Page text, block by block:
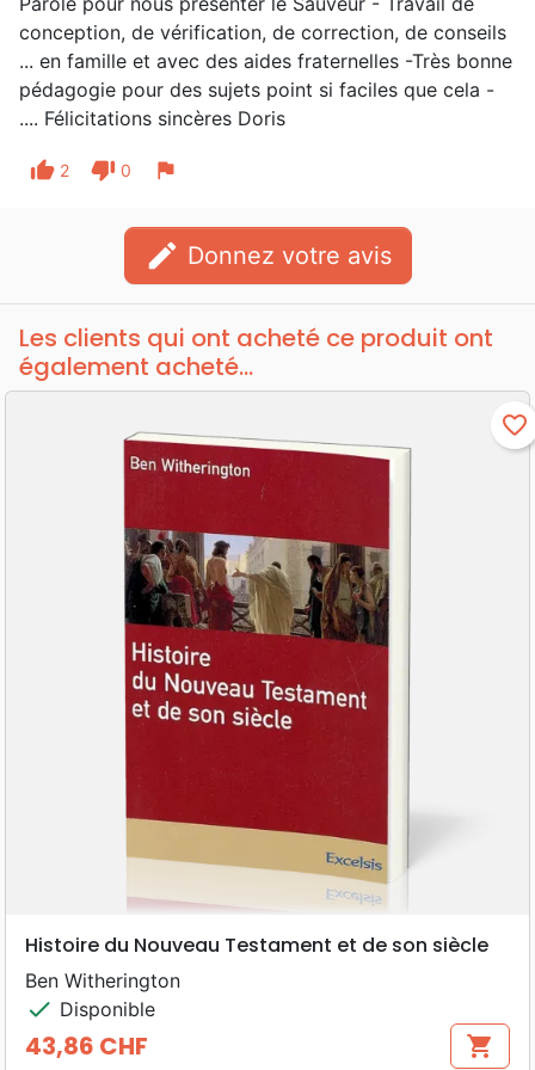
conception, de vérification, de correction, de conseils
... en famille et avec des aides fraternelles -Très bonne
pédagogie pour des sujets point si faciles que cela -
.... Félicitations sincères Doris
thumb_up 2 thumb_down 0 flag
edit Donnez votre avis
Les clients qui ont acheté ce produit ont
également acheté...
favorite_border
Histoire du Nouveau Testament et de son siècle
Ben Witherington
check Disponible
Prix
43,86 CHF shopping_cart